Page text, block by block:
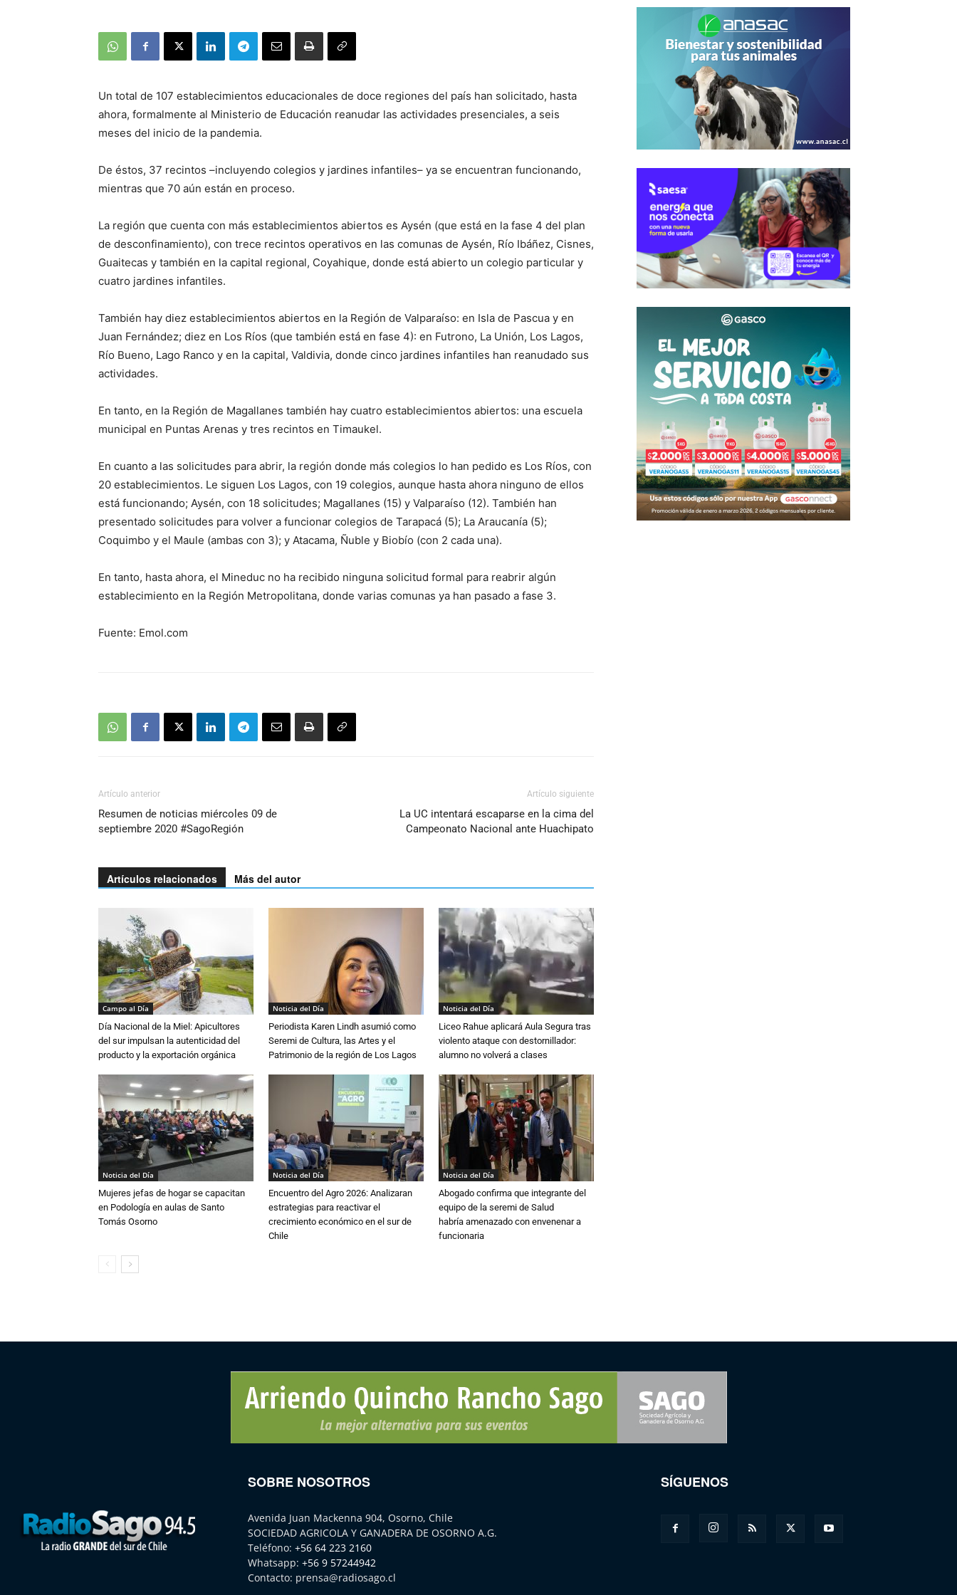
Un total de 107 establecimientos educacionales de doce regiones del país han solicitado, hasta
ahora, formalmente al Ministerio de Educación reanudar las actividades presenciales, a seis
meses del inicio de la pandemia.
De éstos, 37 recintos –incluyendo colegios y jardines infantiles– ya se encuentran funcionando,
mientras que 70 aún están en proceso.
La región que cuenta con más establecimientos abiertos es Aysén (que está en la fase 4 del plan
de desconfinamiento), con trece recintos operativos en las comunas de Aysén, Río Ibáñez, Cisnes,
Guaitecas y también en la capital regional, Coyahique, donde está abierto un colegio particular y
cuatro jardines infantiles.
También hay diez establecimientos abiertos en la Región de Valparaíso: en Isla de Pascua y en
Juan Fernández; diez en Los Ríos (que también está en fase 4): en Futrono, La Unión, Los Lagos,
Río Bueno, Lago Ranco y en la capital, Valdivia, donde cinco jardines infantiles han reanudado sus
actividades.
En tanto, en la Región de Magallanes también hay cuatro establecimientos abiertos: una escuela
municipal en Puntas Arenas y tres recintos en Timaukel.
En cuanto a las solicitudes para abrir, la región donde más colegios lo han pedido es Los Ríos, con
20 establecimientos. Le siguen Los Lagos, con 19 colegios, aunque hasta ahora ninguno de ellos
está funcionando; Aysén, con 18 solicitudes; Magallanes (15) y Valparaíso (12). También han
presentado solicitudes para volver a funcionar colegios de Tarapacá (5); La Araucanía (5);
Coquimbo y el Maule (ambas con 3); y Atacama, Ñuble y Biobío (con 2 cada una).
En tanto, hasta ahora, el Mineduc no ha recibido ninguna solicitud formal para reabrir algún
establecimiento en la Región Metropolitana, donde varias comunas ya han pasado a fase 3.
Fuente: Emol.com
Artículo anterior
Resumen de noticias miércoles 09 de
septiembre 2020 #SagoRegión
Artículo siguiente
La UC intentará escaparse en la cima del
Campeonato Nacional ante Huachipato
Artículos relacionados Más del autor
Campo al Día
Día Nacional de la Miel: Apicultores
del sur impulsan la autenticidad del
producto y la exportación orgánica
Noticia del Día
Periodista Karen Lindh asumió como
Seremi de Cultura, las Artes y el
Patrimonio de la región de Los Lagos
Noticia del Día
Liceo Rahue aplicará Aula Segura tras
violento ataque con destornillador:
alumno no volverá a clases
Noticia del Día
Mujeres jefas de hogar se capacitan
en Podología en aulas de Santo
Tomás Osorno
Noticia del Día
Encuentro del Agro 2026: Analizaran
estrategias para reactivar el
crecimiento económico en el sur de
Chile
Noticia del Día
Abogado confirma que integrante del
equipo de la seremi de Salud
habría amenazado con envenenar a
funcionaria
SOBRE NOSOTROS
Avenida Juan Mackenna 904, Osorno, Chile
SOCIEDAD AGRICOLA Y GANADERA DE OSORNO A.G.
Teléfono: +56 64 223 2160
Whatsapp: +56 9 57244942
Contacto: prensa@radiosago.cl
SÍGUENOS